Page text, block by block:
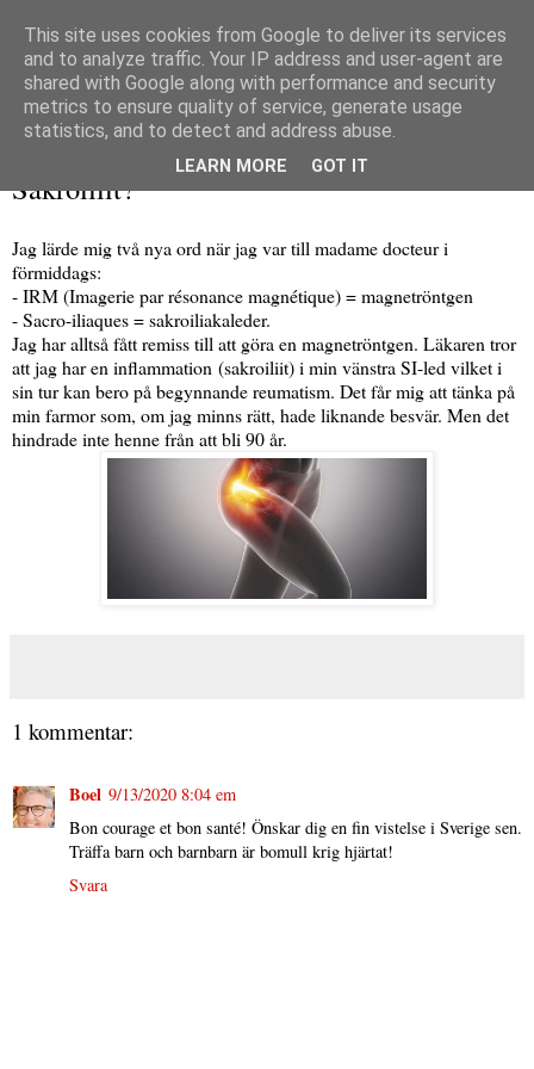
Sakroiliit?
Jag lärde mig två nya ord när jag var till madame docteur i
förmiddags:
- IRM (Imagerie par résonance magnétique) = magnetröntgen
- Sacro-iliaques = sakroiliakaleder.
Jag har alltså fått remiss till att göra en magnetröntgen. Läkaren tror
att jag har en inflammation (sakroiliit) i min vänstra SI-led vilket i
sin tur kan bero på begynnande reumatism. Det får mig att tänka på
min farmor som, om jag minns rätt, hade liknande besvär. Men det
hindrade inte henne från att bli 90 år.
1 kommentar:
Boel 9/13/2020 8:04 em
Bon courage et bon santé! Önskar dig en fin vistelse i Sverige sen.
Träffa barn och barnbarn är bomull krig hjärtat!
Svara
This site uses cookies from Google to deliver its services
and to analyze traffic. Your IP address and user-agent are
shared with Google along with performance and security
metrics to ensure quality of service, generate usage
statistics, and to detect and address abuse.
LEARN MORE GOT IT